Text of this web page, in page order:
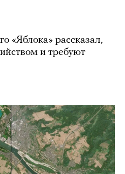
«Яблока» рассказал,
и требуют